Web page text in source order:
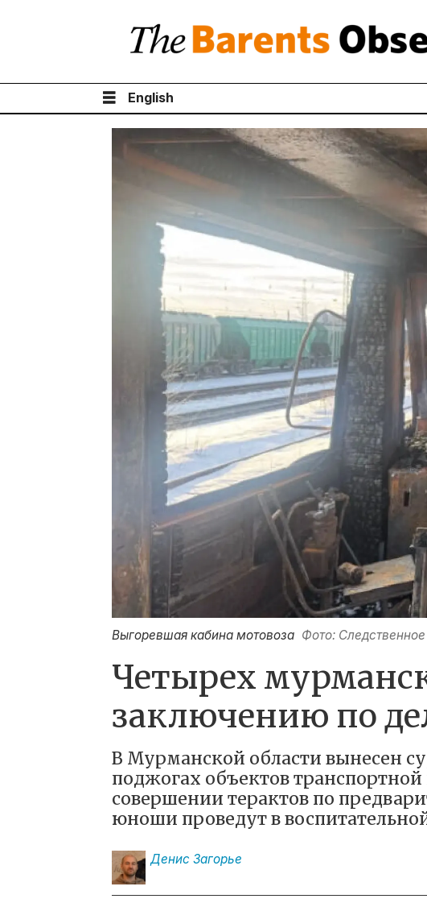
English
Выгоревшая кабина мотовоза Фото:
Четырех
заключению по
В Мурманской области вынесен
поджогах объектов
совершении терактов по
юноши проведут в
Денис Загорье